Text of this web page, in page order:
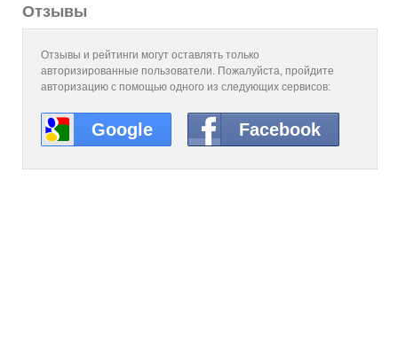
Отзывы
Отзывы и рейтинги могут оставлять только
авторизированные пользователи. Пожалуйста, пройдите
авторизацию с помощью одного из следующих сервисов:
Google Facebook